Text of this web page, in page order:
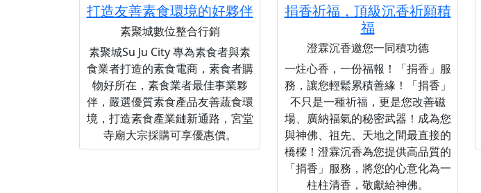
打造友善素食環境的好夥伴
素聚城數位整合行銷
素聚城Su Ju City 專為素食者與素
食業者打造的素食電商，素食者購
物好所在，素食業者最佳事業夥
伴，嚴選優質素食產品友善蔬食環
境，打造素食產業鏈新通路，宮堂
寺廟大宗採購可享優惠價。
捐香祈福，頂級沉香祈願積
福
澄霖沉香邀您一同積功德
一炷心香，一份福報！「捐香」服
務，讓您輕鬆累積善緣！「捐香」
不只是一種祈福，更是您改善磁
場、廣納福氣的秘密武器！成為您
與神佛、祖先、天地之間最直接的
橋樑！澄霖沉香為您提供高品質的
「捐香」服務，將您的心意化為一
柱柱清香，敬獻給神佛。